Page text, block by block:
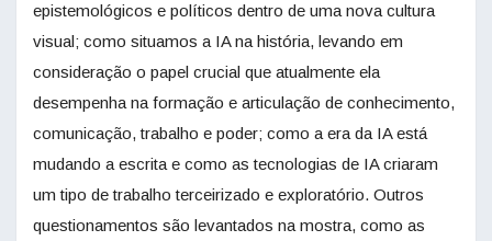
epistemológicos e políticos dentro de uma nova cultura
visual; como situamos a IA na história, levando em
consideração o papel crucial que atualmente ela
desempenha na formação e articulação de conhecimento,
comunicação, trabalho e poder; como a era da IA está
mudando a escrita e como as tecnologias de IA criaram
um tipo de trabalho terceirizado e exploratório. Outros
questionamentos são levantados na mostra, como as